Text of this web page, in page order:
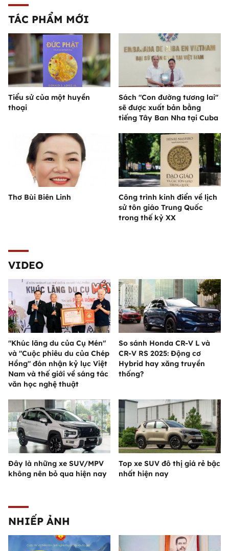
TÁC PHẨM MỚI
Tiểu sử của một huyền
thoại
Sách "Con đường tương lai"
sẽ được xuất bản bằng
tiếng Tây Ban Nha tại Cuba
Thơ Bùi Biên Linh
Công trình kinh điển về lịch
sử tôn giáo Trung Quốc
trong thế kỷ XX
VIDEO
"Khúc lãng du của Cụ Mén"
và "Cuộc phiêu du của Chép
Hồng" đón nhận kỷ lục Việt
Nam và thế giới về sáng tác
văn học nghệ thuật
So sánh Honda CR-V L và
CR-V RS 2025: Động cơ
Hybrid hay xăng truyền
thống?
Đây là những xe SUV/MPV
không nên bỏ qua hiện nay
Top xe SUV đô thị giá rẻ bậc
nhất hiện nay
NHIẾP ẢNH